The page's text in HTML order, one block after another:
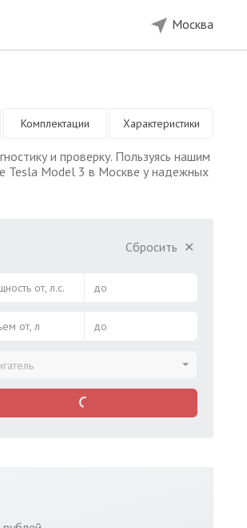
Москва
и проверку. Пользуясь нашим
Tesla Model 3 в Москве у надежных
Комплектации Характеристики
Сбросить ✕
от, л.с. до
от, л до